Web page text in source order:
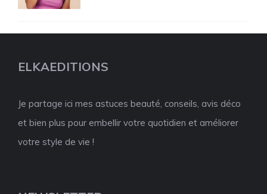
ELKAEDITIONS
Je partage ici mes astuces beauté, conseils, avis déco
et bien plus pour embellir votre quotidien et améliorer
votre style de vie !